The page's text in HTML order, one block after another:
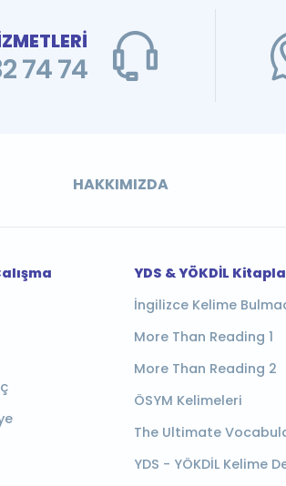
74 74
HAKKIMIZDA
YDS & YÖKDİL
İngilizce Kelime
More Than Reading 1
More Than Reading 2
ÖSYM Kelimeleri
The Ultimate
YDS - YÖKDİL Kelime